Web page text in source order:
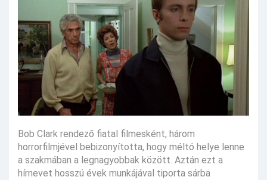
Bob Clark rendező fiatal filmesként, három
horrorfilmjével bebizonyította, hogy méltó helye lenne
a szakmában a legnagyobbak között. Aztán ezt a
hírnevet hosszú évek munkájával tiporta sárba